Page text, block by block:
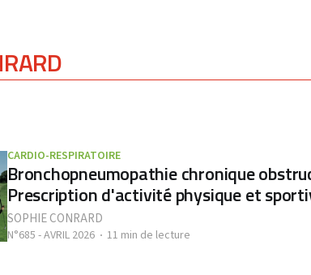
CARDIO-RESPIRATOIRE
Bronchopneumopathie chronique
Prescription d'activité physique et
SOPHIE CONRARD
N°685 - AVRIL 2026 11 min de lecture